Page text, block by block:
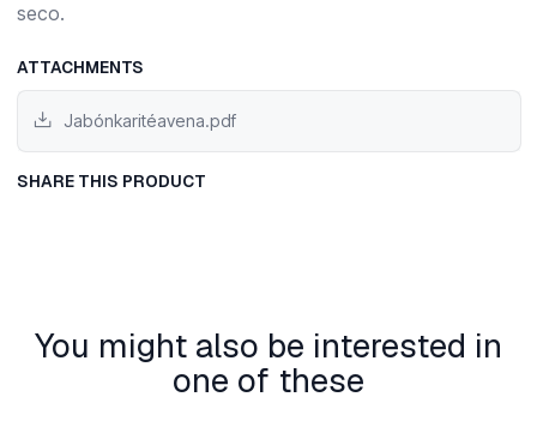
seco.
ATTACHMENTS
Jabónkaritéavena.pdf
SHARE THIS PRODUCT
You might also be interested in
one of these